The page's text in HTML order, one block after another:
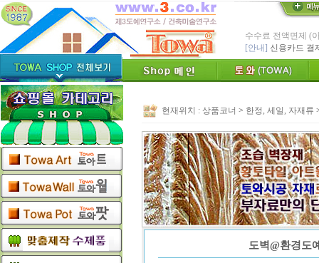
수수료 전액면제 (
[안내] 신용카드 결
* Since : 1987 ~ 신
- 특허,의장,상표권
* 그림타일 벽화타
카탈로그,토
인테리어타일, 기
[알림]숨쉬는 조습
* TOWA 가상시공
- 토와 배치 디자인
* TOWA 회원가입
-토와, 첫구매시 배
현재위치 : 상품코너 > 한정, 세일, 자재류
도벽@환경